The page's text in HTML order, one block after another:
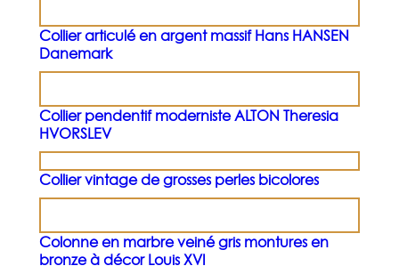
Collier articulé en argent massif Hans HANSEN
Danemark
Collier pendentif moderniste ALTON Theresia
HVORSLEV
Collier vintage de grosses perles bicolores
Colonne en marbre veiné gris montures en
bronze à décor Louis XVI